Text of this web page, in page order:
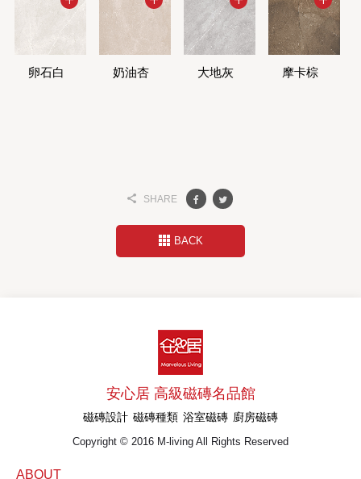
卵石白 奶油杏 大地灰 摩卡棕
SHARE
BACK
安心居 高級磁磚名品館
磁磚設計 磁磚種類 浴室磁磚 廚房磁磚
Copyright © 2016 M-living All Rights Reserved
ABOUT